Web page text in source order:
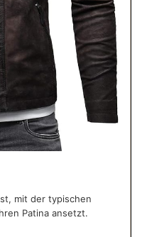
mit der typischen
Patina ansetzt.